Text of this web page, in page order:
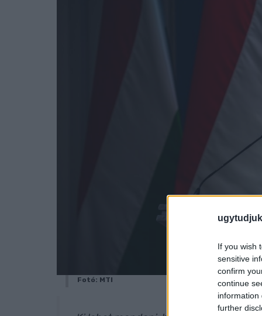
If you wish
sensitive
confirm
continue
information
further
Fotó: MTI